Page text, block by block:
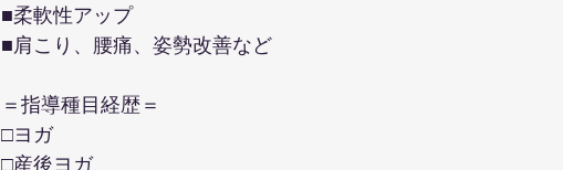
■柔軟性アップ
■肩こり、腰痛、姿勢改善など
＝指導種目経歴＝
□ヨガ